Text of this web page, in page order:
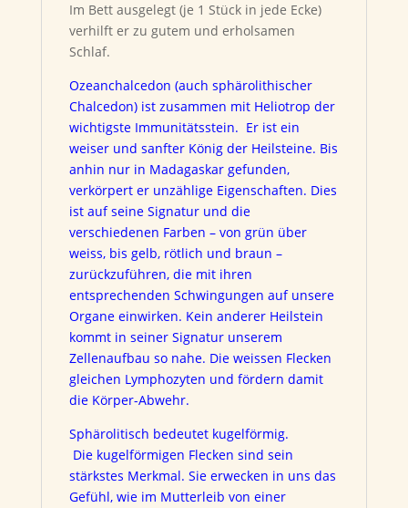
Im Bett ausgelegt (je 1 Stück in jede Ecke)
verhilft er zu gutem und erholsamen
Schlaf.
Ozeanchalcedon (auch sphärolithischer
Chalcedon) ist zusammen mit Heliotrop der
wichtigste Immunitätsstein. Er ist ein
weiser und sanfter König der Heilsteine. Bis
anhin nur in Madagaskar gefunden,
verkörpert er unzählige Eigenschaften. Dies
ist auf seine Signatur und die
verschiedenen Farben – von grün über
weiss, bis gelb, rötlich und braun –
zurückzuführen, die mit ihren
entsprechenden Schwingungen auf unsere
Organe einwirken. Kein anderer Heilstein
kommt in seiner Signatur unserem
Zellenaufbau so nahe. Die weissen Flecken
gleichen Lymphozyten und fördern damit
die Körper-Abwehr.
Sphärolitisch bedeutet kugelförmig.
Die kugelförmigen Flecken sind sein
stärkstes Merkmal. Sie erwecken in uns das
Gefühl, wie im Mutterleib von einer